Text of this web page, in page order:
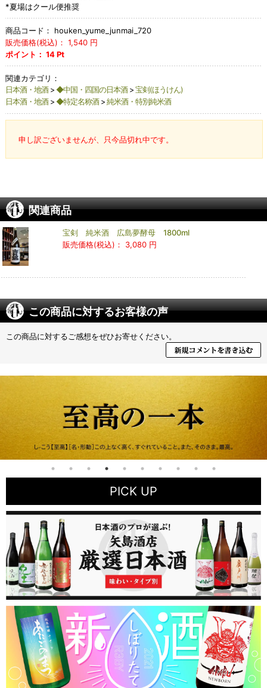
*夏場はクール便推奨
商品コード：
houken_yume_junmai_720
販売価格(税込)： 1,540円
ポイント： 14Pt
関連カテゴリ：
日本酒・地酒> ◆中国・四国の日本酒> 宝剣(ほうけん)
日本酒・地酒> ◆特定名称酒> 純米酒・特別純米酒
申し訳ございませんが、只今品切れ中です。
関連商品
宝剣 純米酒 広島夢酵母 1800ml
販売価格(税込)：
3,080 円
この商品に対するお客様の声
この商品に対するご感想をぜひお寄せください。
PICK UP